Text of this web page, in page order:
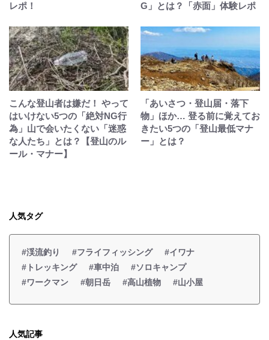
レポ！
G」とは？「赤面」体験レポ
こんな登山者は嫌だ！ やって
はいけない5つの「絶対NG行
為」山で会いたくない「迷惑
な人たち」とは？【登山のル
ール・マナー】
「あいさつ・登山届・落下
物」ほか… 登る前に覚えてお
きたい5つの「登山最低マナ
ー」とは？
人気タグ
#渓流釣り #フライフィッシング
#イワナ
#トレッキング
#車中泊
#ソロキャンプ
#ワークマン
#朝日岳 #高山植物 #山小屋
人気記事